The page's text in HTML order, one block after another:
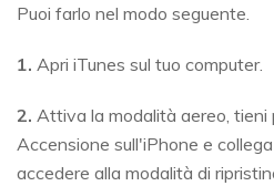
Puoi farlo nel modo seguente.
1. Apri iTunes sul tuo computer.
2. Attiva la modalità aereo, tieni
Accensione sull'iPhone e
accedere alla modalità di